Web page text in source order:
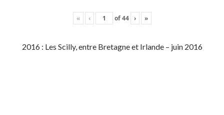
« ‹ of44 › »
2016 : Les Scilly, entre Bretagne et Irlande – juin 2016